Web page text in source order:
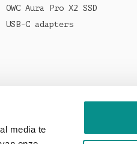
media te
OWC Aura Pro X2 SSD
USB-C adapters